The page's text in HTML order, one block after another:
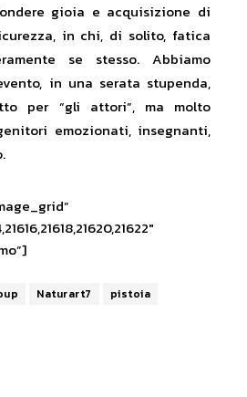
gioia e acquisizione di
in chi, di solito, fatica
se stesso. Abbiamo
in una serata stupenda,
per “gli attori”, ma molto
emozionati, insegnanti,
Naturart7
pistoia